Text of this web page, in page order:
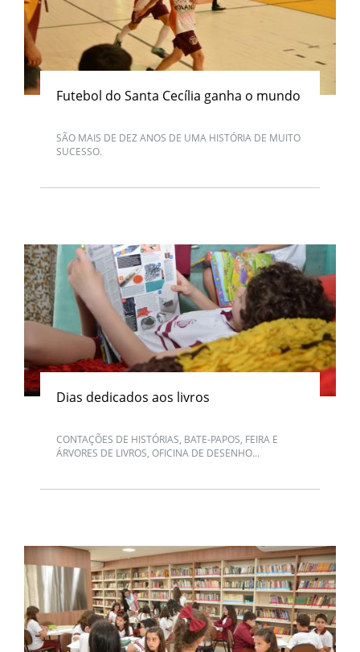
Futebol do Santa Cecília ganha o mundo
SÃO MAIS DE DEZ ANOS DE UMA HISTÓRIA DE MUITO
SUCESSO.
Dias dedicados aos livros
CONTAÇÕES DE HISTÓRIAS, BATE-PAPOS, FEIRA E
ÁRVORES DE LIVROS, OFICINA DE DESENHO...